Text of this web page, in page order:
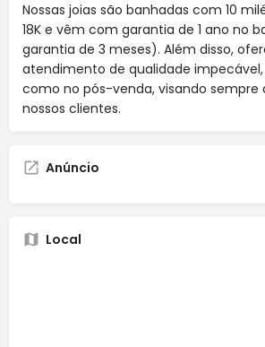
Nossas joias são banhadas com 10
18K e vêm com garantia de 1 ano no
garantia de 3 meses). Além disso,
atendimento de qualidade
como no pós-venda, visando sempre
nossos clientes.
Anúncio
Local